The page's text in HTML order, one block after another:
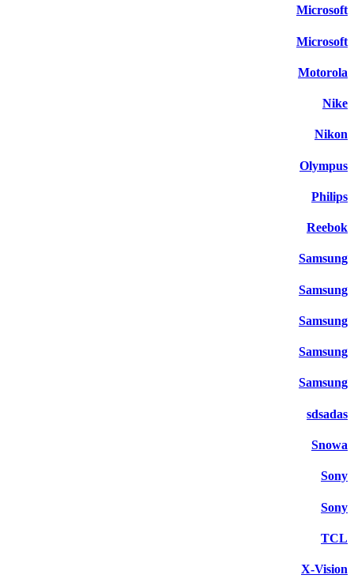
Microsoft
Microsoft
Motorola
Nike
Nikon
Olympus
Philips
Reebok
Samsung
Samsung
Samsung
Samsung
Samsung
sdsadas
Snowa
Sony
Sony
TCL
X-Vision